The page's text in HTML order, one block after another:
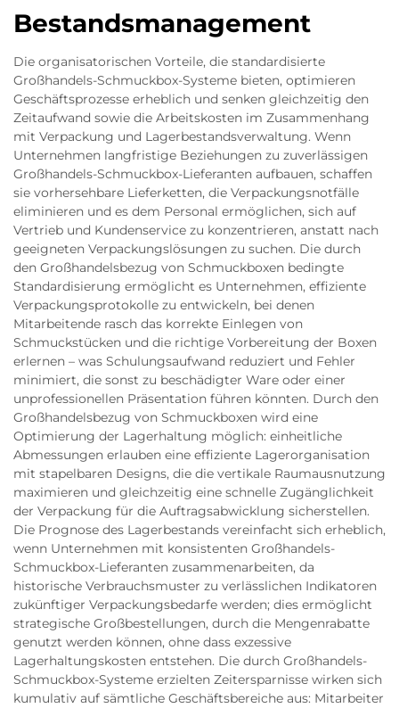
Bestandsmanagement
Die organisatorischen Vorteile, die standardisierte
Großhandels-Schmuckbox-Systeme bieten, optimieren
Geschäftsprozesse erheblich und senken gleichzeitig den
Zeitaufwand sowie die Arbeitskosten im Zusammenhang
mit Verpackung und Lagerbestandsverwaltung. Wenn
Unternehmen langfristige Beziehungen zu zuverlässigen
Großhandels-Schmuckbox-Lieferanten aufbauen, schaffen
sie vorhersehbare Lieferketten, die Verpackungsnotfälle
eliminieren und es dem Personal ermöglichen, sich auf
Vertrieb und Kundenservice zu konzentrieren, anstatt nach
geeigneten Verpackungslösungen zu suchen. Die durch
den Großhandelsbezug von Schmuckboxen bedingte
Standardisierung ermöglicht es Unternehmen, effiziente
Verpackungsprotokolle zu entwickeln, bei denen
Mitarbeitende rasch das korrekte Einlegen von
Schmuckstücken und die richtige Vorbereitung der Boxen
erlernen – was Schulungsaufwand reduziert und Fehler
minimiert, die sonst zu beschädigter Ware oder einer
unprofessionellen Präsentation führen könnten. Durch den
Großhandelsbezug von Schmuckboxen wird eine
Optimierung der Lagerhaltung möglich: einheitliche
Abmessungen erlauben eine effiziente Lagerorganisation
mit stapelbaren Designs, die die vertikale Raumausnutzung
maximieren und gleichzeitig eine schnelle Zugänglichkeit
der Verpackung für die Auftragsabwicklung sicherstellen.
Die Prognose des Lagerbestands vereinfacht sich erheblich,
wenn Unternehmen mit konsistenten Großhandels-
Schmuckbox-Lieferanten zusammenarbeiten, da
historische Verbrauchsmuster zu verlässlichen Indikatoren
zukünftiger Verpackungsbedarfe werden; dies ermöglicht
strategische Großbestellungen, durch die Mengenrabatte
genutzt werden können, ohne dass exzessive
Lagerhaltungskosten entstehen. Die durch Großhandels-
Schmuckbox-Systeme erzielten Zeitersparnisse wirken sich
kumulativ auf sämtliche Geschäftsbereiche aus: Mitarbeiter